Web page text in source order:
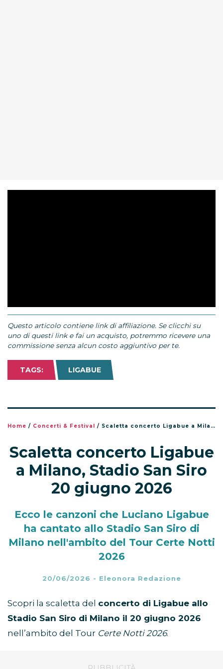
Questo articolo contiene link di affiliazione. Se clicchi su
uno di questi link e fai un acquisto, potremmo ricevere una
commissione senza alcun costo aggiuntivo per te.
TAGS: LIGABUE
Home / Concerti & Festival / Scaletta concerto Ligabue a Milano, Stadio San Siro 20 giugno 2026
Scaletta concerto Ligabue
a Milano, Stadio San Siro
20 giugno 2026
Ecco le canzoni che Luciano Ligabue
ha cantato allo Stadio San Siro di
Milano nell'ambito del Tour Certe Notti
2026
20/06/2026 - Eleonora Redazione
Scopri la scaletta del concerto di Ligabue allo
Stadio San Siro di Milano il 20 giugno 2026
nell’ambito del Tour Certe Notti 2026.